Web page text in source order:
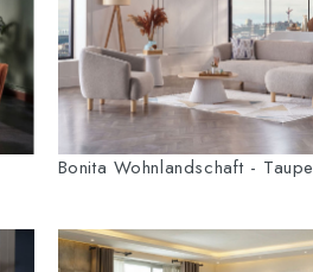
Bonita Wohnlandschaft - Taupe